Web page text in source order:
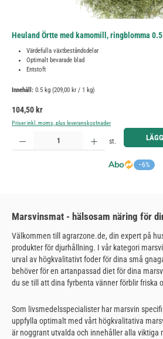
Heuland Örtte med kamomill, ringblomma
Värdefulla växtbeståndsdelar
Optimalt bevarade blad
Entstoft
Innehåll: 0.5 kg (209,00 kr / 1 kg)
Ordinarie pris:
104,50 kr
Priser inkl. moms, plus leveranskostnader
−6%
Produktkvantitet: Ange önskat belopp eller använd
st.
Marsvinsmat - hälsosam näring för
Välkommen till agrarzone.de, din expert på
produkter för djurhållning. I vår kategori
urval av högkvalitativt foder för dina små
behöver för en artanpassad diet för dina
du se till att dina fyrbenta vänner förblir friska
Som livsmedelsspecialister har marsvin
uppfylla optimalt med vårt högkvalitativa
är noggrant utvalda och innehåller alla viktiga